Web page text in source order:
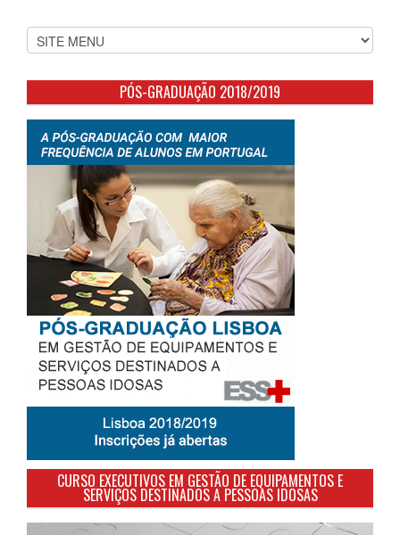
PÓS-GRADUAÇÃO 2018/2019
CURSO EXECUTIVOS EM GESTÃO DE EQUIPAMENTOS E
SERVIÇOS DESTINADOS A PESSOAS IDOSAS